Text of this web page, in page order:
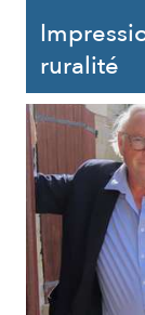
ruralité